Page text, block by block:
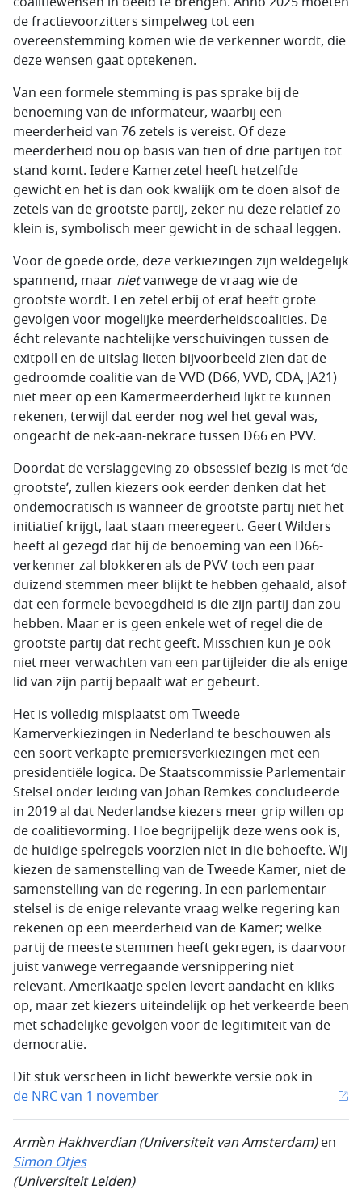
de fractievoorzitters simpelweg tot een
overeenstemming komen wie de verkenner wordt, die
deze wensen gaat optekenen.
Van een formele stemming is pas sprake bij de
benoeming van de informateur, waarbij een
meerderheid van 76 zetels is vereist. Of deze
meerderheid nou op basis van tien of drie partijen tot
stand komt. Iedere Kamerzetel heeft hetzelfde
gewicht en het is dan ook kwalijk om te doen alsof de
zetels van de grootste partij, zeker nu deze relatief zo
klein is, symbolisch meer gewicht in de schaal leggen.
Voor de goede orde, deze verkiezingen zijn weldegelijk
spannend, maar nietvanwege de vraag wie de
grootste wordt. Een zetel erbij of eraf heeft grote
gevolgen voor mogelijke meerderheidscoalities. De
écht relevante nachtelijke verschuivingen tussen de
exitpoll en de uitslag lieten bijvoorbeeld zien dat de
gedroomde coalitie van de VVD (D66, VVD, CDA, JA21)
niet meer op een Kamermeerderheid lijkt te kunnen
rekenen, terwijl dat eerder nog wel het geval was,
ongeacht de nek-aan-nekrace tussen D66 en PVV.
Doordat de verslaggeving zo obsessief bezig is met ‘de
grootste’, zullen kiezers ook eerder denken dat het
ondemocratisch is wanneer de grootste partij niet het
initiatief krijgt, laat staan meeregeert. Geert Wilders
heeft al gezegd dat hij de benoeming van een D66-
verkenner zal blokkeren als de PVV toch een paar
duizend stemmen meer blijkt te hebben gehaald, alsof
dat een formele bevoegdheid is die zijn partij dan zou
hebben. Maar er is geen enkele wet of regel die de
grootste partij dat recht geeft. Misschien kun je ook
niet meer verwachten van een partijleider die als enige
lid van zijn partij bepaalt wat er gebeurt.
Het is volledig misplaatst om Tweede
Kamerverkiezingen in Nederland te beschouwen als
een soort verkapte premiersverkiezingen met een
presidentiële logica. De Staatscommissie Parlementair
Stelsel onder leiding van Johan Remkes concludeerde
in 2019 al dat Nederlandse kiezers meer grip willen op
de coalitievorming. Hoe begrijpelijk deze wens ook is,
de huidige spelregels voorzien niet in die behoefte. Wij
kiezen de samenstelling van de Tweede Kamer, niet de
samenstelling van de regering. In een parlementair
stelsel is de enige relevante vraag welke regering kan
rekenen op een meerderheid van de Kamer; welke
partij de meeste stemmen heeft gekregen, is daarvoor
juist vanwege verregaande versnippering niet
relevant. Amerikaatje spelen levert aandacht en kliks
op, maar zet kiezers uiteindelijk op het verkeerde been
met schadelijke gevolgen voor de legitimiteit van de
democratie.
Dit stuk verscheen in licht bewerkte versie ook in
de NRC van 1 november
Armèn Hakhverdian (Universiteit vanAmsterdam)en
Simon Otjes
(Universiteit Leiden)